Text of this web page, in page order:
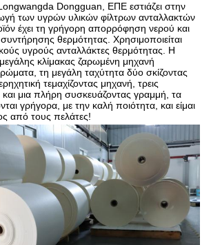
Dongguan, ΕΠΕ εστιάζει στην
των υγρών υλικών φίλτρων ανταλλακτών
έχει τη γρήγορη απορρόφηση νερού και
θερμότητας. Χρησιμοποιείται
υγρούς ανταλλάκτες θερμότητας. Η
μεγάλης κλίμακας ζαρωμένη μηχανή
τη μεγάλη ταχύτητα δύο σκίζοντας
τεμαχίζοντας μηχανή, τρεις
και μια πλήρη συσκευάζοντας γραμμή, τα
γρήγορα, με την καλή ποιότητα, και είμαι
από τους πελάτες!